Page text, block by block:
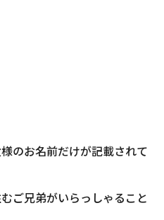
のお名前だけが記載されて
ご兄弟がいらっしゃること